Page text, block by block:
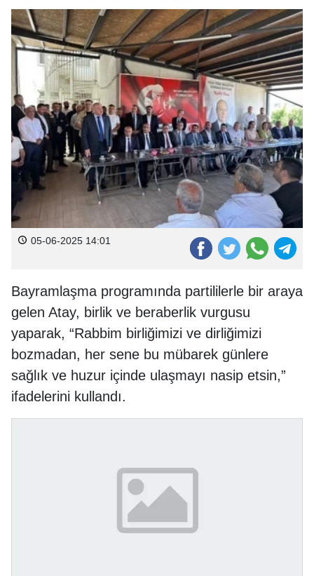
05-06-2025 14:01
Bayramlaşma programında partililerle bir araya
gelen Atay, birlik ve beraberlik vurgusu
yaparak, “Rabbim birliğimizi ve dirliğimizi
bozmadan, her sene bu mübarek günlere
sağlık ve huzur içinde ulaşmayı nasip etsin,”
ifadelerini kullandı.